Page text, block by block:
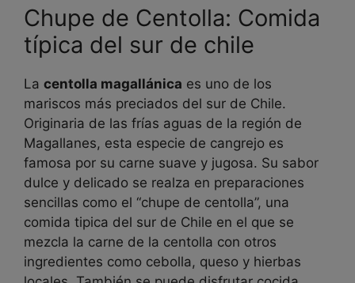
Chupe de Centolla: Comida
típica del sur de chile
La centolla magallánica es uno de los
mariscos más preciados del sur de Chile.
Originaria de las frías aguas de la región de
Magallanes, esta especie de cangrejo es
famosa por su carne suave y jugosa. Su sabor
dulce y delicado se realza en preparaciones
sencillas como el “chupe de centolla”, una
comida tipica del sur de Chile en el que se
mezcla la carne de la centolla con otros
ingredientes como cebolla, queso y hierbas